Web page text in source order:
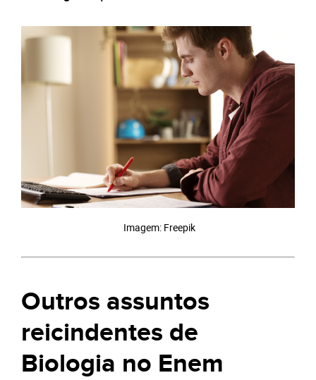
Imagem: Freepik
Outros assuntos
reicindentes de
Biologia no Enem